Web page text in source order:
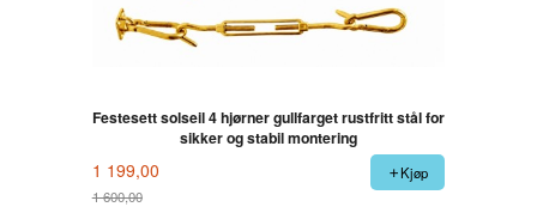
Festesett solseil 4 hjørner gullfarget rustfritt stål for
sikker og stabil montering
1 199,00
1 600,00
Kjøp